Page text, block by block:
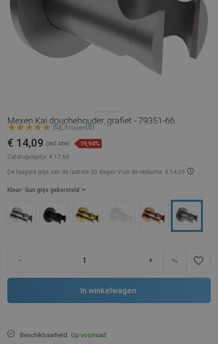
Mexen Kai douchehouder, grafiet - 79351-66
(5) Vragen(0)
Catalogusprijs: € 17,60
€ 14,09 (incl. btw) 19,94%
De laagste prijs van de laatste 30 dagen Voor de reductie: € 14,09
Kleur - Gun grijs geborsteld
- + favorite_border
In winkelwagen
Beschikbaarheid: Op voorraad